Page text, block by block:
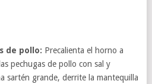
de pollo: Precalienta el horno a
pechugas de pollo con sal y
sartén grande, derrite la mantequilla